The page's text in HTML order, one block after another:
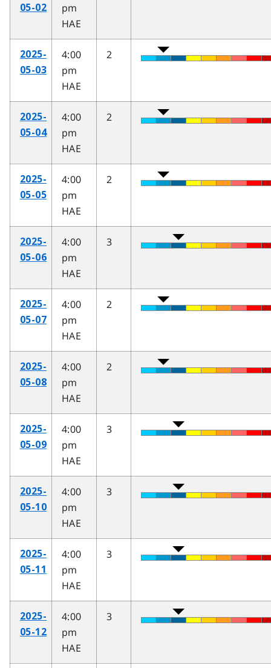
05-02
pm
HAE
2025-
05-03
4:00
pm
HAE
2
2025-
05-04
4:00
pm
HAE
2
2025-
05-05
4:00
pm
HAE
2
2025-
05-06
4:00
pm
HAE
3
2025-
05-07
4:00
pm
HAE
2
2025-
05-08
4:00
pm
HAE
2
2025-
05-09
4:00
pm
HAE
3
2025-
05-10
4:00
pm
HAE
3
2025-
05-11
4:00
pm
HAE
3
2025-
05-12
4:00
pm
HAE
3